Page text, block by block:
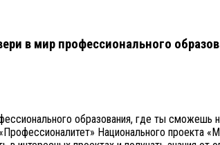
в мир профессионального
образования, где ты
Национального проекта